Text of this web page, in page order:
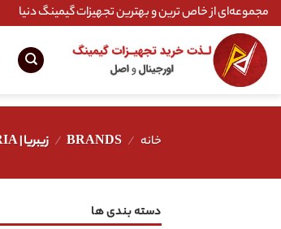
Skip
to
content
مجموعه‌ای از خاص ترین و بهترین تجهیزات گیمینگ دنیا
خانه /
/ زیبریا | XIBERIA
دسته بندی ها